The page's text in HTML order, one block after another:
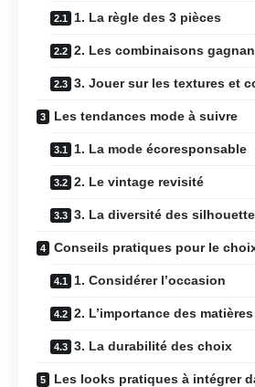
1. La règle des 3 pièces
2. Les combinaisons
3. Jouer sur les textures et
Les tendances mode à suivre
1. La mode écoresponsable
2. Le vintage revisité
3. La diversité des
Conseils pratiques pour le
1. Considérer l’occasion
2. L’importance des matières
3. La durabilité des choix
Les looks pratiques à intégrer